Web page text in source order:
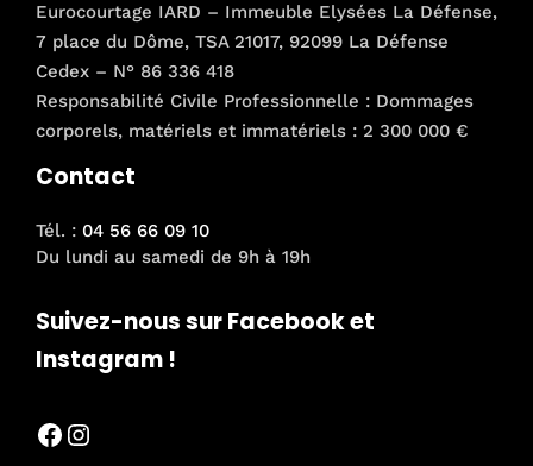
Eurocourtage IARD – Immeuble Elysées La Défense,
7 place du Dôme, TSA 21017, 92099 La Défense
Cedex – N° 86 336 418
Responsabilité Civile Professionnelle : Dommages
corporels, matériels et immatériels : 2 300 000 €
Contact
Tél. : 04 56 66 09 10
Du lundi au samedi de 9h à 19h
Suivez-nous sur Facebook et
Instagram !
Facebook
Instagram